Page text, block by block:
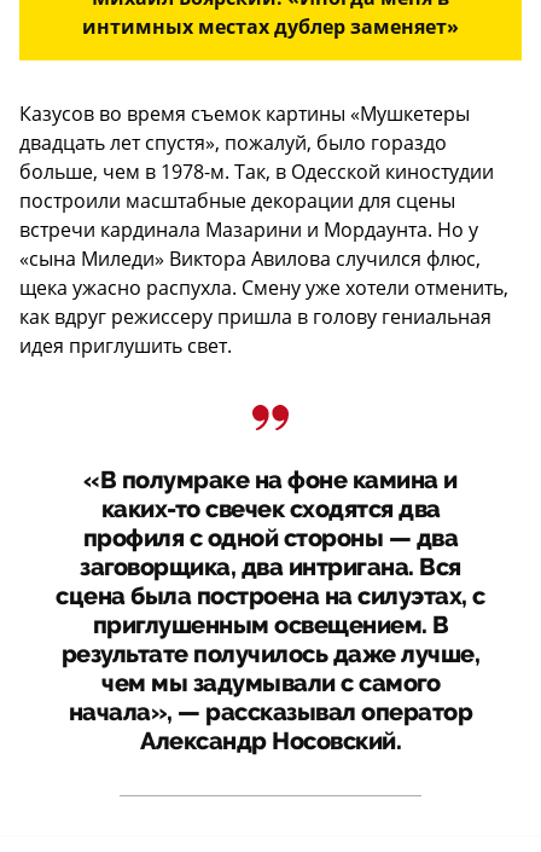
интимных местах дублер заменяет»
Казусов во время съемок картины «Мушкетеры
двадцать лет спустя», пожалуй, было гораздо
больше, чем в 1978-м. Так, в Одесской киностудии
построили масштабные декорации для сцены
встречи кардинала Мазарини и Мордаунта. Но у
«сына Миледи» Виктора Авилова случился флюс,
щека ужасно распухла. Смену уже хотели отменить,
как вдруг режиссеру пришла в голову гениальная
идея приглушить свет.
«В полумраке на фоне камина и
каких-то свечек сходятся два
профиля с одной стороны — два
заговорщика, два интригана. Вся
сцена была построена на силуэтах, с
приглушенным освещением. В
результате получилось даже лучше,
чем мы задумывали с самого
начала», — рассказывал оператор
Александр Носовский.